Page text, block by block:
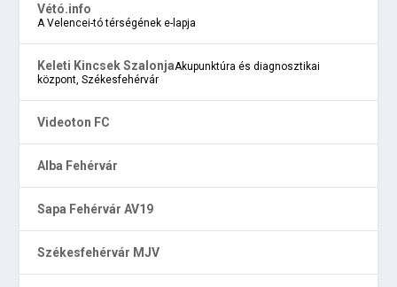
Vétó.info
A Velencei-tó térségének e-lapja
Keleti Kincsek SzalonjaAkupunktúra és diagnosztikai
központ, Székesfehérvár
Videoton FC
Alba Fehérvár
Sapa Fehérvár AV19
Székesfehérvár MJV